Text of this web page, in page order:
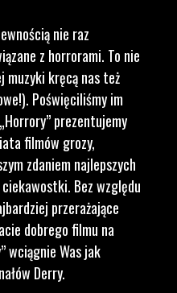
nie raz
z horrorami. To nie
muzyki kręcą nas też
Poświęciliśmy im
prezentujemy
filmów grozy,
zdaniem najlepszych
Bez względu
przerażające
dobrego filmu na
wciągnie Was jak
Derry.